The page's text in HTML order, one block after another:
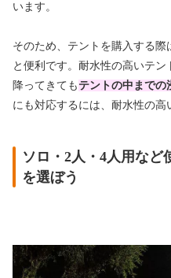
います。
そのため、テントを購入する
と便利です。耐水性の高いテ
降ってきても テントの中までの
にも対応するには、耐水性の高
ソロ・2人・4人用など
を選ぼう